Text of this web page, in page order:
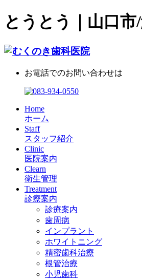
とうとう｜山口
お電話でのお問い合わせは
Home
ホーム
Staff
スタッフ紹介
Clinic
医院案内
Clearn
衛生管理
Treatment
診療案内
診療案内
歯周病
インプラント
ホワイトニング
精密歯科治療
根管治療
小児歯科